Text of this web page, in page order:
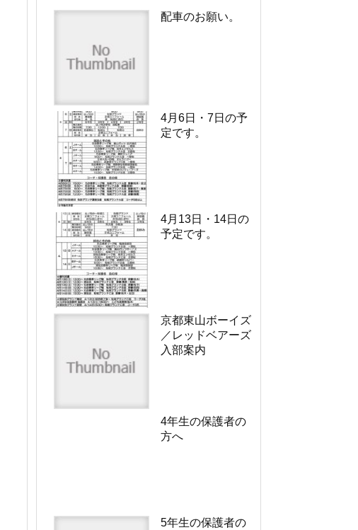
配車のお願い。
4月6日・7日の予
定です。
4月13日・14日の
予定です。
京都東山ボーイズ
／レッドベアーズ
入部案内
4年生の保護者の
方へ
5年生の保護者の